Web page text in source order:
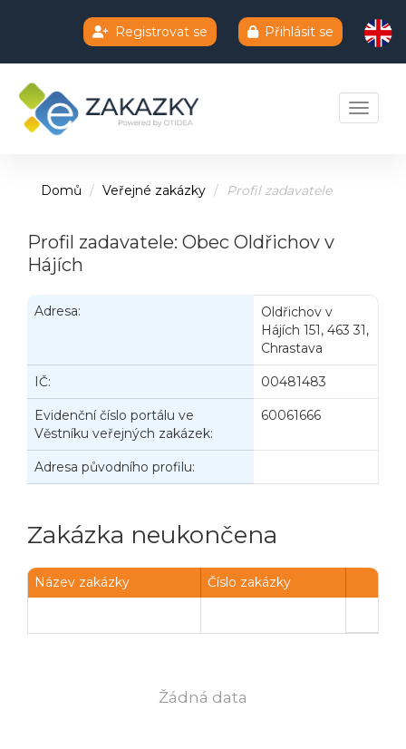
Registrovat se Přihlásit se
Toggle
Domů Veřejné zakázky Profil zadavatele
Profil zadavatele: Obec Oldřichov v
Hájích
Adresa:
Oldřichov v
Hájích 151, 463 31,
Chrastava
IČ: 00481483
Evidenční číslo portálu ve
Věstníku veřejných zakázek:
60061666
Adresa původního profilu:
Zakázka neukončena
Název zakázky Číslo zakázky
Žádná data
Chatbot e-zakazky